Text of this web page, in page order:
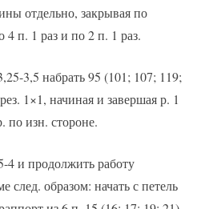
отдельно, закрывая по
п. 1 раз и по 2 п. 1 раз.
3,5 набрать 95 (101; 107; 119;
1×1, начиная и завершая р. 1
по изн. стороне.
и продолжить работу
след. образом: начать с петель